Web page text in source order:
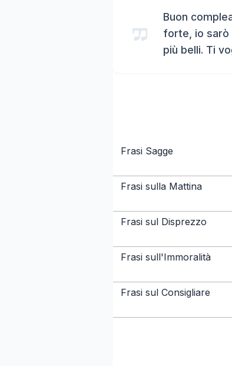
Buon
forte, io sarò
più belli. Ti
Frasi Sagge
Frasi sulla Mattina
Frasi sul Disprezzo
Frasi sull'Immoralità
Frasi sul Consigliare